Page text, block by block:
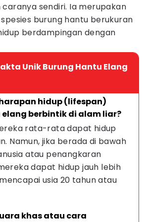
sendiri. Ia merupakan
burung hantu berukuran
berdampingan dengan
Unik Burung Hantu Elang
hidup (lifespan)
berbintik di alam liar?
rata-rata dapat hidup
Namun, jika berada di bawah
atau penangkaran
dapat hidup jauh lebih
usia 20 tahun atau
khas atau cara